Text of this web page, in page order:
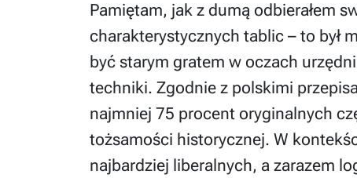
Pamiętam, jak z dumą odbierałem
charakterystycznych tablic – to był
być starym gratem w oczach
techniki. Zgodnie z polskimi
najmniej 75 procent oryginalnych
tożsamości historycznej. W
najbardziej liberalnych, a zarazem